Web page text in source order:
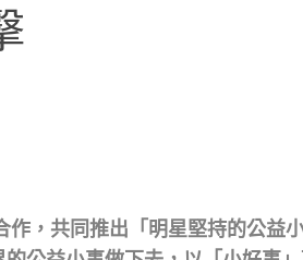
作，共同推出「明星堅持的公益